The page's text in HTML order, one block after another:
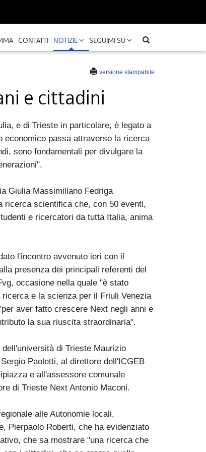
CONTATTI NOTIZIE SEGUIMI SU
versione stampabile
e cittadini
e di Trieste in particolare, è legato a
economico passa attraverso la ricerca
sono fondamentali per divulgare la
Giulia Massimiliano Fedriga
ricerca scientifica che, con 50 eventi,
e ricercatori da tutta Italia, anima
l'incontro avvenuto ieri con il
presenza dei principali referenti del
occasione nella quale "è stato
e la scienza per il Friuli Venezia
aver fatto crescere Next negli anni e
la sua riuscita straordinaria".
di Trieste Maurizio
Paoletti, al direttore dell'ICGEB
e all'assessore comunale
di Trieste Next Antonio Maconi.
alle Autonomie locali,
Pierpaolo Roberti, che ha evidenziato
che sa mostrare "una ricerca che